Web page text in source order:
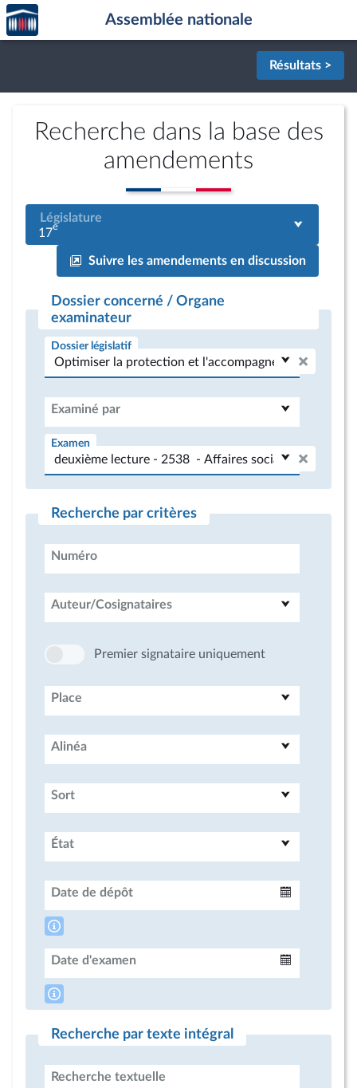
Aller au contenu
Aller en bas de la page
Accèder
à la
page
Assemblée nationale
Résultats >
Recherche dans la base des
amendements
Législature
17e
Suivre les amendements en discussion
Dossier concerné / Organe
examinateur
Dossier législatif
Examiné par
Examen
Recherche par critères
Numéro
Auteur/Cosignataires
Premier signataire uniquement
Place
Alinéa
Sort
État
Date de dépôt
Date d'examen
Recherche par texte intégral
Recherche textuelle